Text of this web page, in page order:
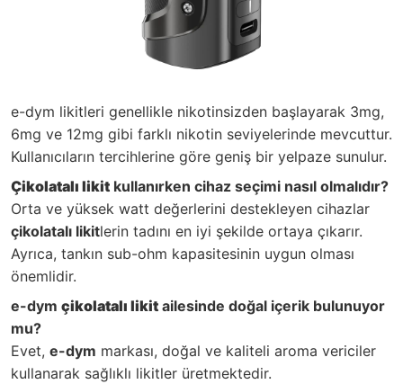
e-dym likitleri genellikle nikotinsizden başlayarak 3mg,
6mg ve 12mg gibi farklı nikotin seviyelerinde mevcuttur.
Kullanıcıların tercihlerine göre geniş bir yelpaze sunulur.
Çikolatalı likit kullanırken cihaz seçimi nasıl olmalıdır?
Orta ve yüksek watt değerlerini destekleyen cihazlar
çikolatalı likitlerin tadını en iyi şekilde ortaya çıkarır.
Ayrıca, tankın sub-ohm kapasitesinin uygun olması
önemlidir.
e-dym çikolatalı likit ailesinde doğal içerik bulunuyor
mu?
Evet, e-dym markası, doğal ve kaliteli aroma vericiler
kullanarak sağlıklı likitler üretmektedir.